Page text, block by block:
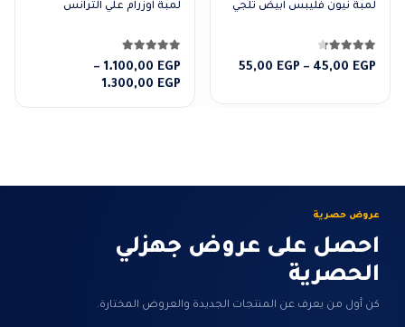
لمبة نيون فليبس ابيض ثلجي
4.25 من 5
45,00 EGP
–
55,00 EGP
نطاق
من
لمبة اوزرام علي الترانس
5.00 من 5
1.100,00 EGP
–
1.300,00 EGP
نطاق
عروض حصرية
احصل على عروض جهزلي
الحصرية
كن أول من يعرف عن المنتجات الجديدة والعروض المختارة.